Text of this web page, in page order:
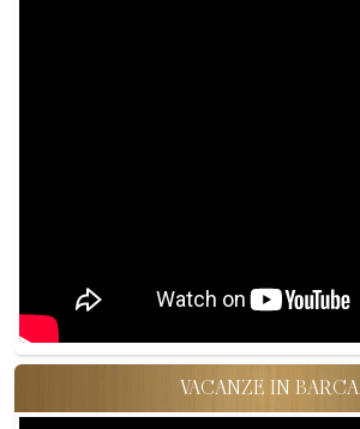
VACANZE IN BARCA